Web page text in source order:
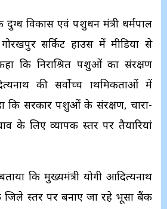
दुग्ध विकास एवं पशुधन मंत्री धर्मपाल
सर्किट हाउस में मीडिया से
कि निराश्रित पशुओं का संरक्षण
की सर्वोच्च प्राथमिकताओं में
कि सरकार पशुओं के संरक्षण, चारा-
के लिए व्यापक स्तर पर तैयारियां
कि मुख्यमंत्री योगी आदित्यनाथ
स्तर पर बनाए जा रहे भूसा बैंक